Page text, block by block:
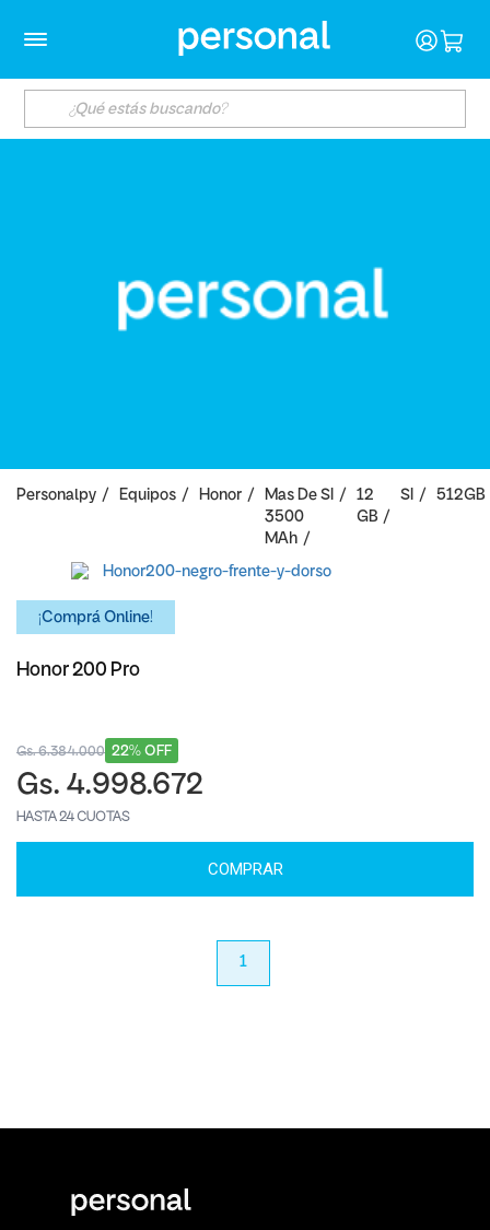
Personalpy Equipos Honor
Mas De
3500
MAh
SI
12
GB
SI 512GB
¡Comprá Online!
Honor 200 Pro
22% OFF
Gs. 6.384.000
Gs. 4.998.672
HASTA 24 CUOTAS
COMPRAR
1